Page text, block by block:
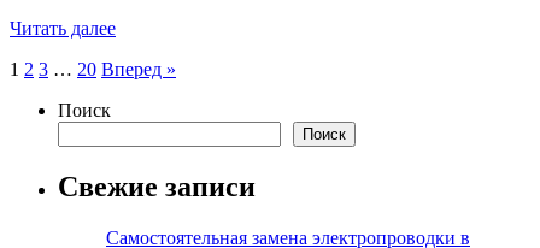
Читать далее
Пагинация
записей
1 2 3 … 20 Вперед »
Поиск
Поиск
Свежие записи
Самостоятельная замена электропроводки в